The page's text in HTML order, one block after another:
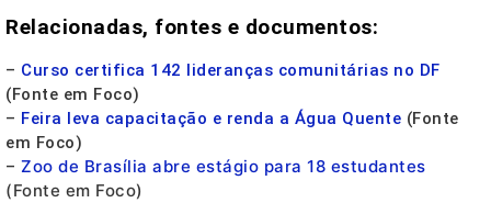
Relacionadas, fontes e documentos:
– Curso certifica 142 lideranças comunitárias no DF
(Fonte em Foco)
– Feira leva capacitação e renda a Água Quente (Fonte
em Foco)
– Zoo de Brasília abre estágio para 18 estudantes
(Fonte em Foco)